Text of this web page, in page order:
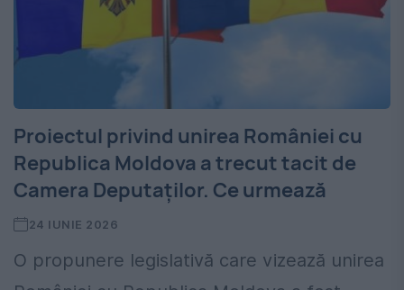
Proiectul privind unirea României cu
Republica Moldova a trecut tacit de
Camera Deputaților. Ce urmează
24 IUNIE 2026
O propunere legislativă care vizează unirea